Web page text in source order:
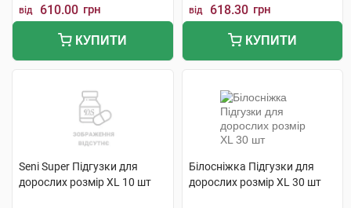
від 610.00 грн
КУПИТИ
від 618.30 грн
КУПИТИ
Seni Super Підгузки для
дорослих розмір XL 10 шт
Білосніжка Підгузки для
дорослих розмір XL 30 шт